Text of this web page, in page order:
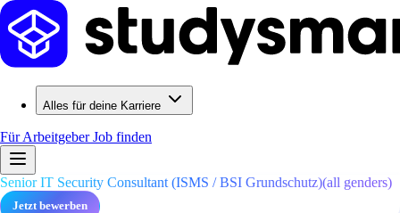
Alles für deine Karriere
Für ArbeitgeberJob finden
Senior IT Security Consultant (ISMS / BSI Grundschutz)(all genders)
Jetzt bewerben